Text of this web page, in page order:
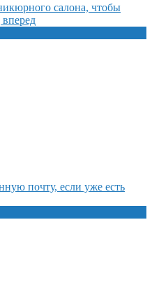
салона, чтобы
почту, если уже есть